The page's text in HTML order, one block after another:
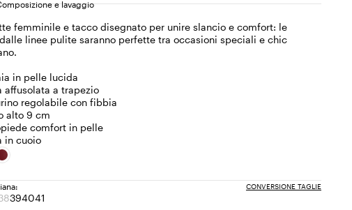
e lavaggio
femminile e tacco disegnato per unire slancio e comfort: le
linee pulite saranno perfette tra occasioni speciali e chic
in pelle lucida
affusolata a trapezio
regolabile con fibbia
alto 9 cm
comfort in pelle
in cuoio
CONVERSIONE TAGLIE
Taglia:
39Taglia:
40Taglia:
41Taglia: